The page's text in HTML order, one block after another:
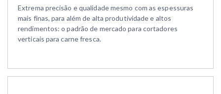
Extrema precisão e qualidade mesmo com as espessuras
mais finas, para além de alta produtividade e altos
rendimentos: o padrão de mercado para cortadores
verticais para carne fresca.